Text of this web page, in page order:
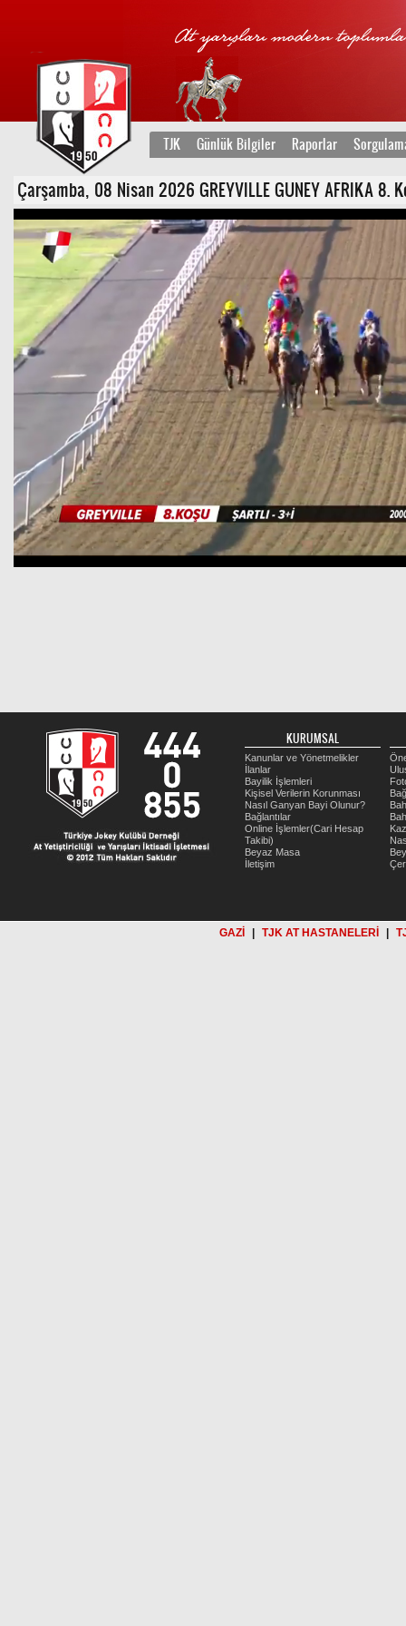
TJK Günlük Bilgiler Raporlar
Çarşamba, 08 Nisan 2026 GREYVILLE GUNEY AFRIKA 8.
KURUMSAL
Kanunlar ve Yönetmelikler
İlanlar
Bayilik İşlemleri
Kişisel Verilerin Korunması
Nasıl Ganyan Bayi Olunur?
Bağlantılar
Online İşlemler(Cari Hesap
Takibi)
Beyaz Masa
İletişim
GAZİ TJK AT HASTANELERİ